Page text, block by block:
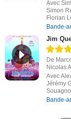
Avec
Simon
Florian
Bande-
Jim
De
Nicolas
Avec
Jérémy
Bande-